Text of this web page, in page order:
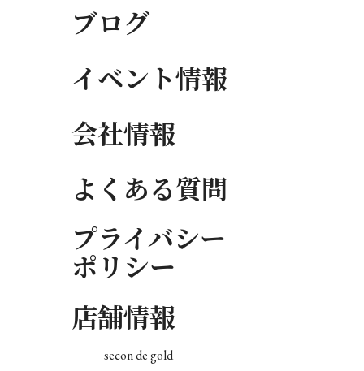
ブログ
イベント情報
会社情報
よくある質問
プライバシー
ポリシー
店舗情報
secon de gold